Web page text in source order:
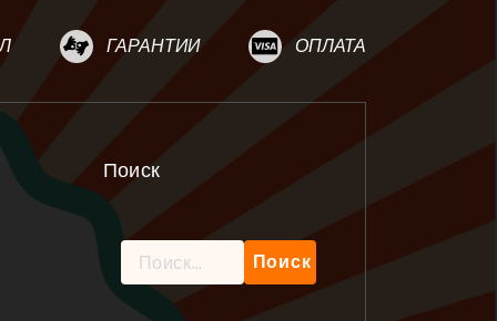
ГАРАНТИИ ОПЛАТА
Поиск
Найти: